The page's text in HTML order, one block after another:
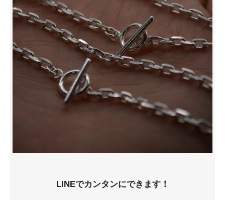
LINEでカンタンにできます！